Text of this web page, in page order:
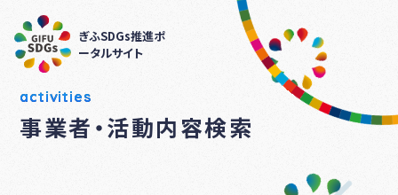
ぎふSDGs推進ポ
ータルサイト
activities
事業者・活動内容検索